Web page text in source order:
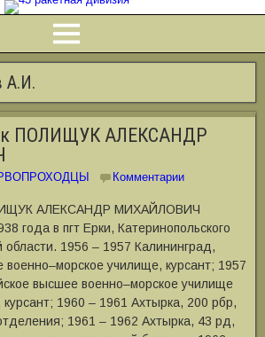
А.И.
ПОЛИЩУК АЛЕКСАНДР
Комментарии
АЛЕКСАНДР МИХАЙЛОВИЧ
года в пгт Ерки, Катеринопольского
области. 1956 ‒ 1957 Калининград,
военно‒морское училище, курсант; 1957
высшее военно‒морское училище
1960 ‒ 1961 Ахтырка, 200 рбр,
1961 ‒ 1962 Ахтырка, 43 рд,